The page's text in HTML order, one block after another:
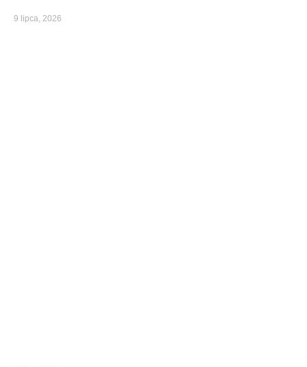
9 lipca, 2026